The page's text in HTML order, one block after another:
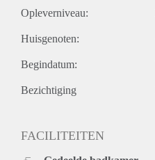
Opleverniveau:
Huisgenoten:
Begindatum:
Bezichtiging
FACILITEITEN